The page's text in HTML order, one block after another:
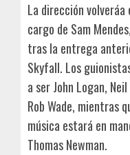
La dirección volveráa
cargo de Sam
tras la entrega
Skyfall. Los
a ser John Logan,
Rob Wade, mientras
música estará en
Thomas Newman.